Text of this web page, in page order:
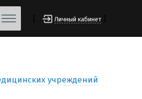
Личный кабинет
учреждений